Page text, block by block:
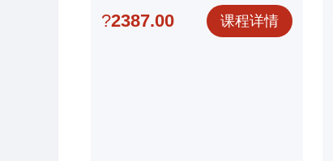
?2387.00 课程详情